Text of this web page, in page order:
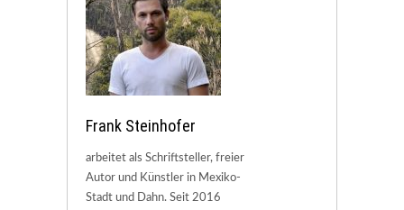
Frank Steinhofer
arbeitet als Schriftsteller, freier
Autor und Künstler in Mexiko-
Stadt und Dahn. Seit 2016